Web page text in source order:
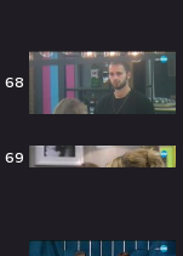
68
69